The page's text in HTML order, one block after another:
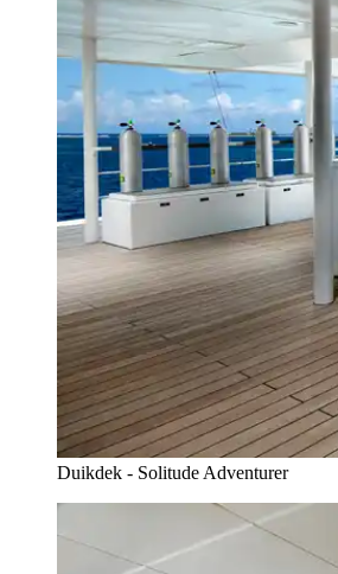
Duikdek - Solitude Adventurer